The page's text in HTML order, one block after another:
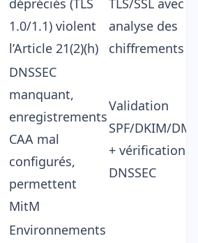
dépréciés (TLS
1.0/1.1) violent
l’Article 21(2)(h)
TLS/SSL avec
analyse des
chiffrements
DNSSEC
manquant,
enregistrements
CAA mal
configurés,
permettent
MitM
Validation
SPF/DKIM/
+ vérification
DNSSEC
Environnements